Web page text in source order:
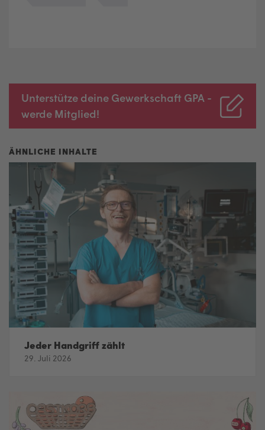
Unterstütze deine Gewerkschaft GPA -
werde Mitglied!
Jeder Handgriff zählt
29. Juli 2026